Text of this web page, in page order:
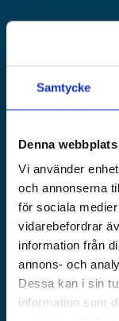
Samtycke
Denna
Vi använder
och annonserna
för sociala
vidarebefordrar
information från
annons- och
Dessa kan i sin
information som
FÖRSÄKRINGAR
P&I
Transport
Skadeservice
Loss prevention
VÅRA